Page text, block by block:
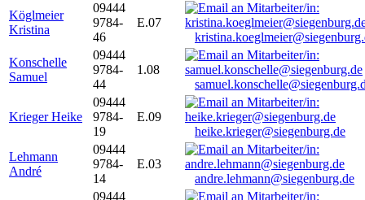
Köglmeier
Kristina
09444
9784-
46
E.07
Konschelle
Samuel
09444
9784-
44
1.08
Krieger Heike
09444
9784-
19
E.09
heike.krieger@siegenburg.de
Lehmann
André
09444
9784-
14
E.03
andre.lehmann@siegenburg.de
09444